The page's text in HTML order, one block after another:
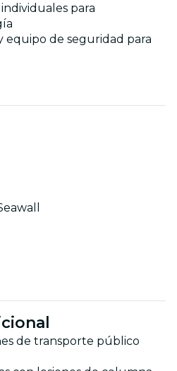
para
equipo de seguridad para
de transporte público